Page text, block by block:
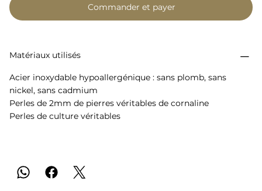
Commander et payer
Matériaux utilisés
Acier inoxydable hypoallergénique : sans plomb, sans
nickel, sans cadmium
Perles de 2mm de pierres véritables de cornaline
Perles de culture véritables